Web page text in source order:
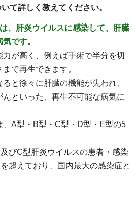
て詳しく教えてください。
、肝炎ウイルスに感染して、肝臓
です。
が高く、例えば手術で半分を切
で再生できます。
と徐々に肝臓の機能が失われ、
といった、再生不可能な病気に
、A型・B型・C型・D型・E型の5
びC型肝炎ウイルスの患者・感染
超えており、国内最大の感染症と